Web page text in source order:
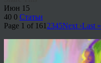
Июн 15
40 0 Статьи
Page 1 of 161 2345Next ›Last »